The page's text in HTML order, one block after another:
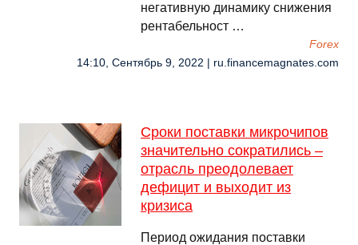
негативную динамику снижения
рентабельност …
Forex
14:10, Сентябрь 9, 2022 | ru.financemagnates.com
Сроки поставки микрочипов
значительно сократились –
отрасль преодолевает
дефицит и выходит из
кризиса
Период ожидания поставки